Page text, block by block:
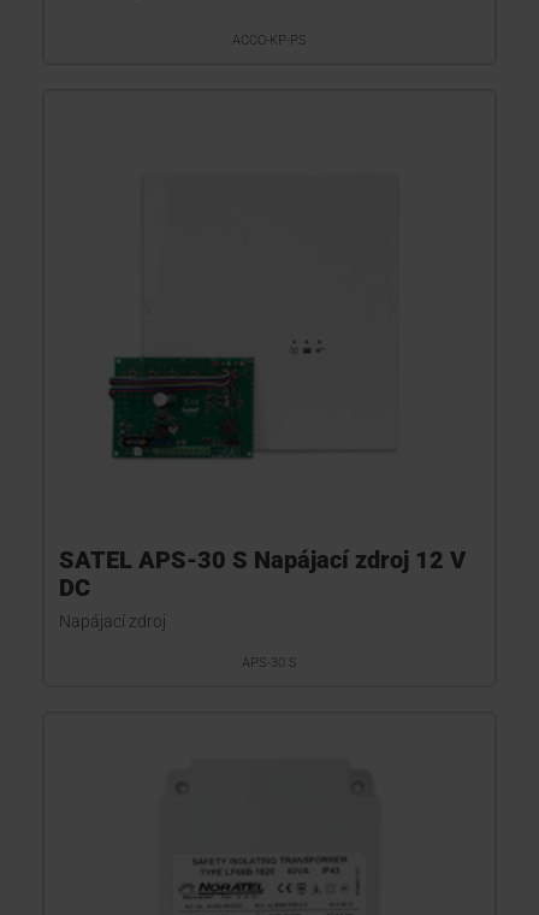
ACCO-KP-PS
SATEL APS-30 S Napájací zdroj 12 V
DC
Napájací zdroj
APS-30 S